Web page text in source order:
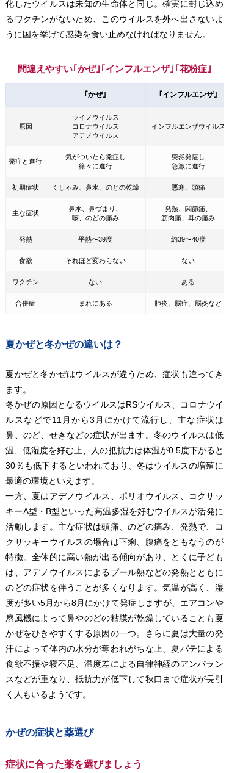
化したウイルスは未知の生命体と同じ。確実に封じ込め
るワクチンがないため、このウイルスを外へ出さないよ
うに国を挙げて感染を食い止めなければなりません。
間違えやすい｢かぜ｣｢インフルエンザ｣｢花粉症｣
｢かぜ｣ ｢インフルエンザ｣
原因
ライノウイルス
コロナウイルス
アデノウイルス
インフルエンザウイルス
発症と進行
気がついたら発症し
徐々に進行
突然発症し
急激に進行
初期症状 くしゃみ、鼻水、のどの乾燥 悪寒、頭痛
主な症状
鼻水、鼻づまり、
咳、のどの痛み
発熱、関節痛、
筋肉痛、耳の痛み
発熱 平熱〜39度 約39〜40度
食欲 それほど変わらない ない
ワクチン ない ある
合併症 まれにある 肺炎、脳症、脳炎など
夏かぜと冬かぜの違いは？
夏かぜと冬かぜはウイルスが違うため、症状も違ってき
ます。
冬かぜの原因となるウイルスはRSウイルス、コロナウイ
ルスなどで11月から3月にかけて流行し、主な症状は
鼻、のど、せきなどの症状が出ます。冬のウイルスは低
温、低湿度を好む上、人の抵抗力は体温が0.5度下がると
30％も低下するといわれており、冬はウイルスの増殖に
最適の環境といえます。
一方、夏はアデノウイルス、ポリオウイルス、コクサッ
キーA型・B型といった高温多湿を好むウイルスが活発に
活動します。主な症状は頭痛、のどの痛み、発熱で、コ
クサッキーウイルスの場合は下痢、腹痛をともなうのが
特徴。全体的に高い熱が出る傾向があり、とくに子ども
は、アデノウイルスによるプール熱などの発熱とともに
のどの症状を伴うことが多くなります。気温が高く、湿
度が多い5月から8月にかけて発症しますが、エアコンや
扇風機によって鼻やのどの粘膜が乾燥していることも夏
かぜをひきやすくする原因の一つ。さらに夏は大量の発
汗によって体内の水分が奪われがちな上、夏バテによる
食欲不振や寝不足、温度差による自律神経のアンバラン
スなどが重なり、抵抗力が低下して秋口まで症状が長引
く人もいるようです。
かぜの症状と薬選び
症状に合った薬を選びましょう